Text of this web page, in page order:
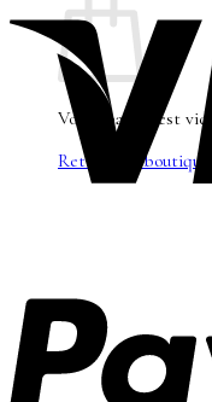
Votre panier est vide.
Retour à la boutique